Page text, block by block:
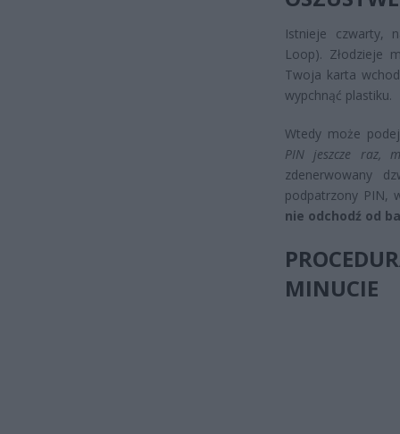
Istnieje czwarty,
Loop). Złodzieje
Twoja karta
wypchnąć plastiku.
Wtedy może
PIN jeszcze raz,
zdenerwowany
podpatrzony PIN,
nie odchodź od
MINUCIE